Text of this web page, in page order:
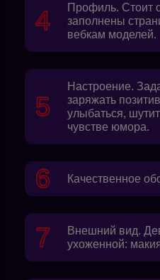
Профиль. Стоит
заполнены
вебкам моделей.
Настроение.
заряжать
улыбаться,
чувстве юмора.
Качественное
Внешний вид.
ухоженной: